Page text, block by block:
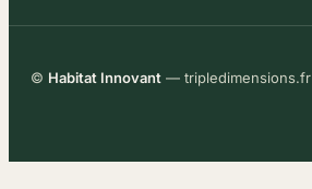
© Habitat Innovant— tripledimensions.fr